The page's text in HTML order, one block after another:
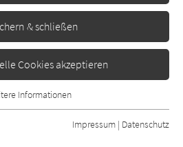
& schließen
Cookies akzeptieren
für grundlegende Funktionen der
ist gewährleistet, dass die Webseite
Informationen
Impressum | Datenschutz